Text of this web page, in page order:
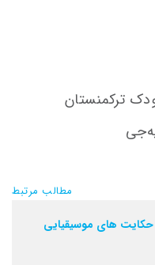
تركمنستان
مطالب مرتبط
های موسیقیایی